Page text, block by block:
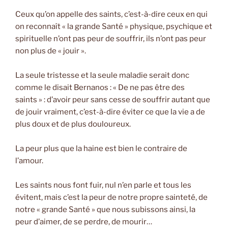
Ceux qu’on appelle des saints, c’est-à-dire ceux en qui
on reconnaît « la grande Santé » physique, psychique et
spirituelle n’ont pas peur de souffrir, ils n’ont pas peur
non plus de « jouir ».
La seule tristesse et la seule maladie serait donc
comme le disait Bernanos : « De ne pas être des
saints » : d’avoir peur sans cesse de souffrir autant que
de jouir vraiment, c’est-à-dire éviter ce que la vie a de
plus doux et de plus douloureux.
La peur plus que la haine est bien le contraire de
l’amour.
Les saints nous font fuir, nul n’en parle et tous les
évitent, mais c’est la peur de notre propre sainteté, de
notre « grande Santé » que nous subissons ainsi, la
peur d’aimer, de se perdre, de mourir…